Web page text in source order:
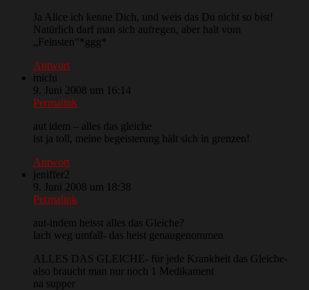
Ja Alice ich kenne Dich, und weis das Du nicht so bist!
Natürlich darf man sich aufregen, aber halt vom
„Feinsten“*ggg*
Antwort
michi
9. Juni 2008 um 16:14
Permalink
aut idem – alles das gleiche
ist ja toll, meine begeisterung hält sich in grenzen!
Antwort
jeniffer2
9. Juni 2008 um 18:38
Permalink
aut-indem heisst alles das Gleiche?
lach weg umfall- das heist genaugenommen
ALLES DAS GLEICHE- für jede Krankheit das Gleiche-
also braucht man nur noch 1 Medikament
na supper